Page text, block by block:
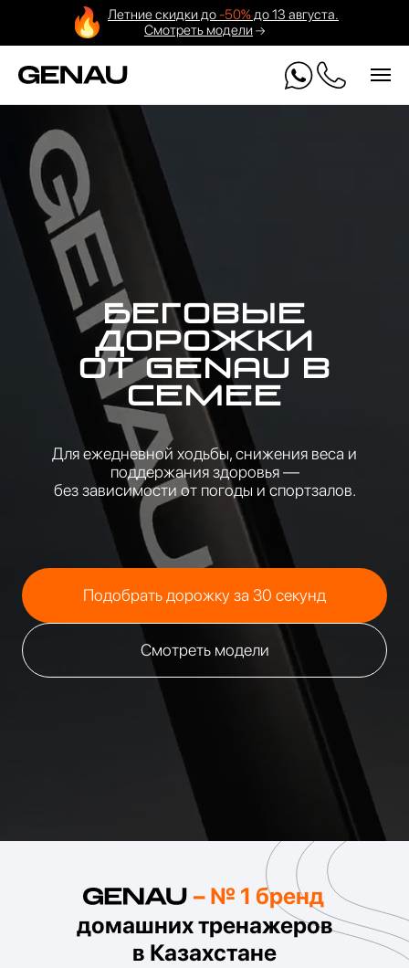
Летние скидки до-50%до 13 августа.
Смотреть модели
Беговые
дорожки
от GENAU в
Семее
Для ежедневной ходьбы, снижения веса и
поддержания здоровья —
без зависимости от погоды и спортзалов.
Подобрать дорожку за 30 секунд
Смотреть модели
домашних тренажеров
в Казахстане
– № 1 бренд